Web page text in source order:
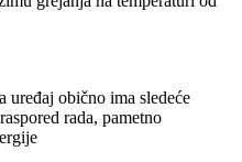
obično ima sledeće
rada, pametno